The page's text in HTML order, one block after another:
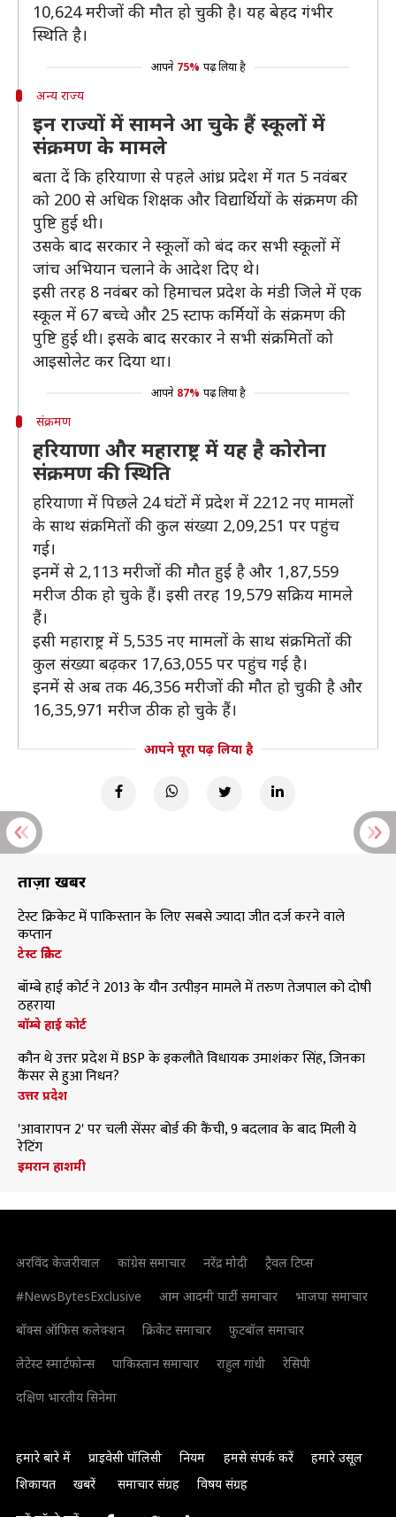
10,624 मरीजों की मौत हो चुकी है। यह बेहद गंभीर
स्थिति है।
आपने 75% पढ़ लिया है
अन्य राज्य
इन राज्यों में सामने आ चुके हैं स्कूलों में
संक्रमण के मामले
बता दें कि हरियाणा से पहले आंध्र प्रदेश में गत 5 नवंबर
को 200 से अधिक शिक्षक और विद्यार्थियों के संक्रमण की
पुष्टि हुई थी।
उसके बाद सरकार ने स्कूलों को बंद कर सभी स्कूलों में
जांच अभियान चलाने के आदेश दिए थे।
इसी तरह 8 नवंबर को हिमाचल प्रदेश के मंडी जिले में एक
स्कूल में 67 बच्चे और 25 स्टाफ कर्मियों के संक्रमण की
पुष्टि हुई थी। इसके बाद सरकार ने सभी संक्रमितों को
आइसोलेट कर दिया था।
आपने 87% पढ़ लिया है
संक्रमण
हरियाणा और महाराष्ट्र में यह है कोरोना
संक्रमण की स्थिति
हरियाणा में पिछले 24 घंटों में प्रदेश में 2212 नए मामलों
के साथ संक्रमितों की कुल संख्या 2,09,251 पर पहुंच
गई।
इनमें से 2,113 मरीजों की मौत हुई है और 1,87,559
मरीज ठीक हो चुके हैं। इसी तरह 19,579 सक्रिय मामले
हैं।
इसी महाराष्ट्र में 5,535 नए मामलों के साथ संक्रमितों की
कुल संख्या बढ़कर 17,63,055 पर पहुंच गई है।
इनमें से अब तक 46,356 मरीजों की मौत हो चुकी है और
16,35,971 मरीज ठीक हो चुके हैं।
आपने पूरा पढ़ लिया है
ताज़ा खबरें
टेस्ट क्रिकेट में पाकिस्तान के लिए सबसे ज्यादा जीत दर्ज करने वाले
कप्तान
टेस्ट क्रिकेट
बॉम्बे हाई कोर्ट ने 2013 के यौन उत्पीड़न मामले में तरुण तेजपाल को दोषी
ठहराया
बॉम्बे हाई कोर्ट
कौन थे उत्तर प्रदेश में BSP के इकलौते विधायक उमाशंकर सिंह, जिनका
कैंसर से हुआ निधन?
उत्तर प्रदेश
'आवारापन 2' पर चली सेंसर बोर्ड की कैंची, 9 बदलाव के बाद मिली ये
रेटिंग
इमरान हाशमी
अरविंद केजरीवाल कांग्रेस समाचार नरेंद्र मोदी
ट्रैवल टिप्स
#NewsBytesExclusive
आम आदमी पार्टी समाचार
भाजपा समाचार
बॉक्स ऑफिस कलेक्शन
क्रिकेट समाचार
फुटबॉल समाचार
लेटेस्ट स्मार्टफोन्स
पाकिस्तान समाचार राहुल गांधी
रेसिपी
दक्षिण भारतीय सिनेमा
हमारे बारे में प्राइवेसी पॉलिसी नियम हमसे संपर्क करें
हमारे उसूल
शिकायत
खबरें समाचार संग्रह विषय संग्रह